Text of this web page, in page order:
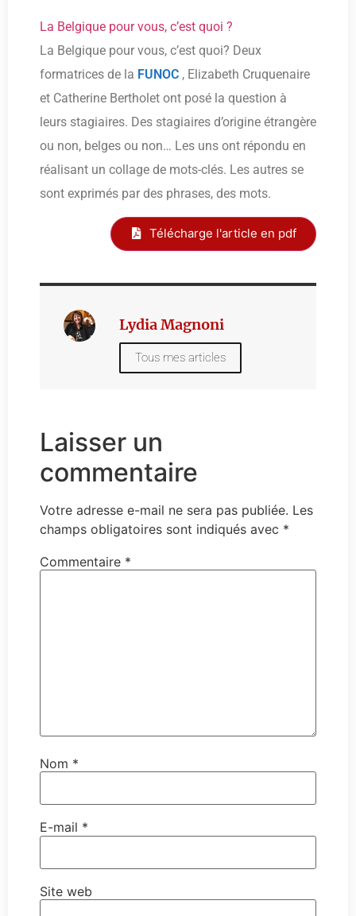
La Belgique pour vous, c’est quoi ?
La Belgique pour vous, c’est quoi? Deux
formatrices de la FUNOC , Elizabeth Cruquenaire
et Catherine Bertholet ont posé la question à
leurs stagiaires. Des stagiaires d’origine étrangère
ou non, belges ou non… Les uns ont répondu en
réalisant un collage de mots-clés. Les autres se
sont exprimés par des phrases, des mots.
Télécharge l'article en pdf
Lydia Magnoni
Tous mes articles
Laisser un
commentaire
Votre adresse e-mail ne sera pas publiée. Les
champs obligatoires sont indiqués avec *
Commentaire *
Nom *
E-mail *
Site web